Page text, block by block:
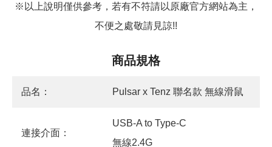
※以上說明僅供參考，若有不符請以原廠官方網站為主，
不便之處敬請見諒!!
商品規格
品名： Pulsar x Tenz 聯名款 無線滑鼠
連接介面：
USB-A to Type-C
無線2.4G